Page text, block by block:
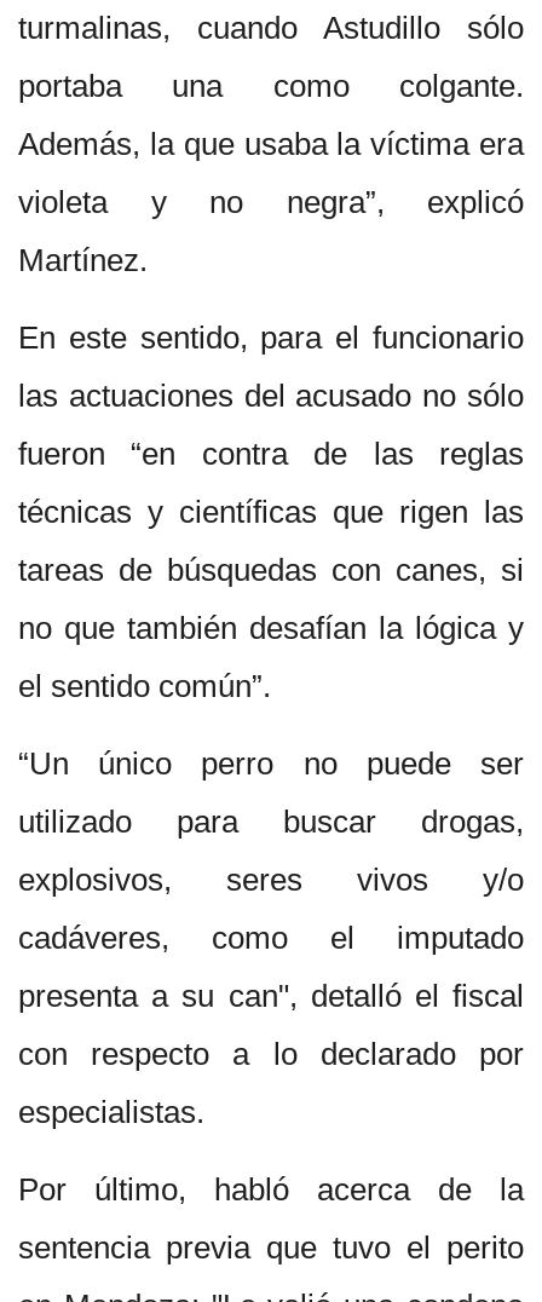
turmalinas, cuando Astudillo sólo
portaba una como colgante.
Además, la que usaba la víctima era
violeta y no negra”, explicó
Martínez.
En este sentido, para el funcionario
las actuaciones del acusado no sólo
fueron “en contra de las reglas
técnicas y científicas que rigen las
tareas de búsquedas con canes, si
no que también desafían la lógica y
el sentido común”.
“Un único perro no puede ser
utilizado para buscar drogas,
explosivos, seres vivos y/o
cadáveres, como el imputado
presenta a su can", detalló el fiscal
con respecto a lo declarado por
especialistas.
Por último, habló acerca de la
sentencia previa que tuvo el perito